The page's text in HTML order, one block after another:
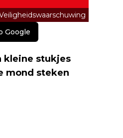
Google
kleine stukjes
mond steken